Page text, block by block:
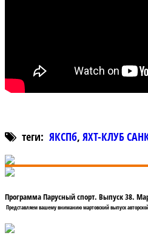
теги: ЯКСПб, ЯХТ-КЛУБ
Программа Парусный спорт. Выпуск 38.
Представляем вашему вниманию мартовский выпуск